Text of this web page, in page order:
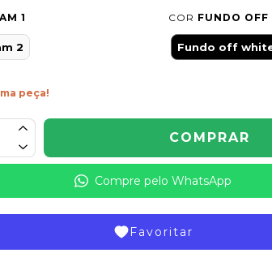
1
2
COR FUNDO OFF
Fundo off
peça!
Compre pelo WhatsApp
Favoritar